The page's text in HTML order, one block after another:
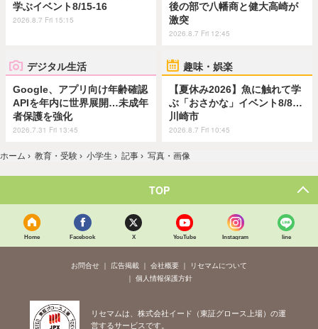
学ぶイベント8/15-16
2026.8.7 Fri 15:15
後の部で八幡商と健大高崎が
激突
2026.8.7 Fri 12:45
デジタル生活
Google、アプリ向け年齢確認
APIを年内に世界展開…未成年
者保護を強化
2026.7.31 Fri 13:45
趣味・娯楽
【夏休み2026】魚に触れて学
ぶ「おさかな」イベント8/8…
川崎市
2026.8.7 Fri 10:45
ホーム › 教育・受験 › 小学生 › 記事 › 写真・画像
TOP
Home Facebook X YouTube Instagram line
お問合せ 広告掲載 会社概要
リセマムについて
個人情報保護方針
リセマムは、株式会社イード（東証グロース上場）の運
営するサービスです。